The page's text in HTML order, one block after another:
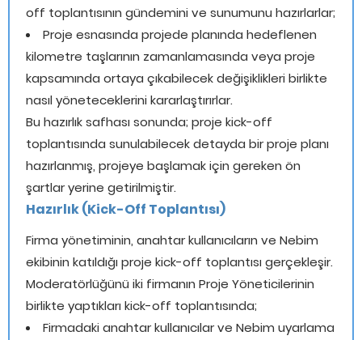
off toplantısının gündemini ve sunumunu hazırlarlar;
Proje esnasında projede planında hedeflenen
kilometre taşlarının zamanlamasında veya proje
kapsamında ortaya çıkabilecek değişiklikleri birlikte
nasıl yöneteceklerini kararlaştırırlar.
Bu hazırlık safhası sonunda; proje kick-off
toplantısında sunulabilecek detayda bir proje planı
hazırlanmış, projeye başlamak için gereken ön
şartlar yerine getirilmiştir.
Hazırlık (Kick-Off Toplantısı)
Firma yönetiminin, anahtar kullanıcıların ve Nebim
ekibinin katıldığı proje kick-off toplantısı gerçekleşir.
Moderatörlüğünü iki firmanın Proje Yöneticilerinin
birlikte yaptıkları kick-off toplantısında;
Firmadaki anahtar kullanıcılar ve Nebim uyarlama